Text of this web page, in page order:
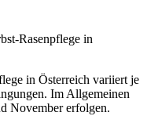
Rasenpflege in
in Österreich variiert je
Im Allgemeinen
November erfolgen.